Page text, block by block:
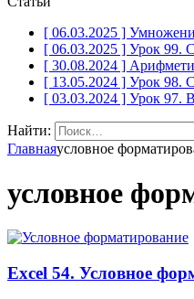
[ 06.03.2025 ]
[ 06.03.2025 ] Урок 99.
[ 30.08.2024 ]
[ 13.05.2024 ] Урок 98.
[ 03.03.2024 ] Урок 97.
Найти:
Главнаяусловное
условное
Excel 54. Условное